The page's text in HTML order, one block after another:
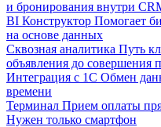
и бронирования внутри
BI Конструктор Помогает
на основе данных
Сквозная аналитика Путь
объявления до совершения
Интеграция с 1С Обмен
времени
Терминал Прием оплаты
Нужен только смартфон